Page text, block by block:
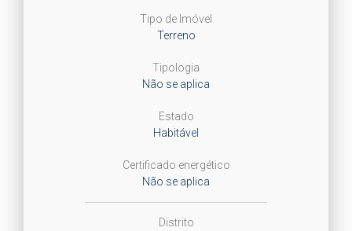
Tipo de Imóvel
Terreno
Tipologia
Não se aplica
Estado
Habitável
Certificado energético
Não se aplica
Distrito